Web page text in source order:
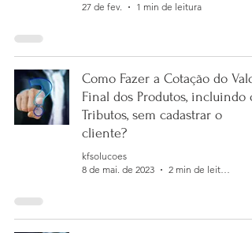
27 de fev.
1 min de leitura
Como Fazer a Cotação do Valor
Final dos Produtos, incluindo
Tributos, sem cadastrar o
cliente?
kfsolucoes
8 de mai. de 2023
2 min de leitura